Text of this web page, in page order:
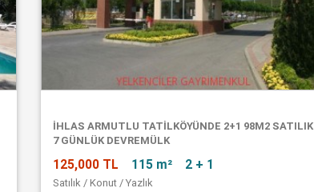
İHLAS ARMUTLU TATİLKÖYÜNDE 2+1 98M2 SATILIK
7 GÜNLÜK DEVREMÜLK
125,000 TL 115 m² 2 + 1
Satılık / Konut / Yazlık